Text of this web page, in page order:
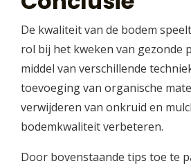
De kwaliteit van de bodem
rol bij het kweken van gezonde
middel van verschillende
toevoeging van organische
verwijderen van onkruid en
bodemkwaliteit verbeteren.
Door bovenstaande tips toe te